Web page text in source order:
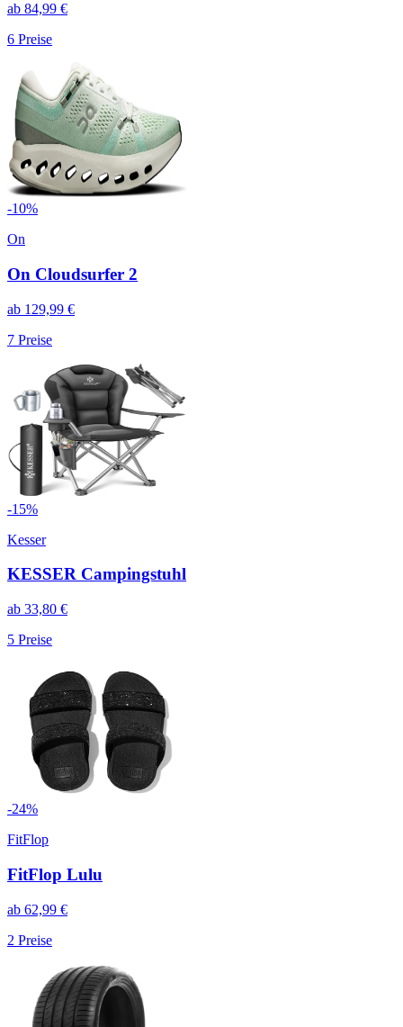
ab 84,99 €
6 Preise
-10%
On
On Cloudsurfer 2
ab 129,99 €
7 Preise
-15%
Kesser
KESSER Campingstuhl
ab 33,80 €
5 Preise
-24%
FitFlop
FitFlop Lulu
ab 62,99 €
2 Preise